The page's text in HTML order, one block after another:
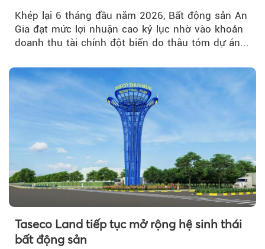
Khép lại 6 tháng đầu năm 2026, Bất động sản An
Gia đạt mức lợi nhuận cao kỷ lục nhờ vào khoản
doanh thu tài chính đột biến do thâu tóm dự án...
Taseco Land tiếp tục mở rộng hệ sinh thái
bất động sản